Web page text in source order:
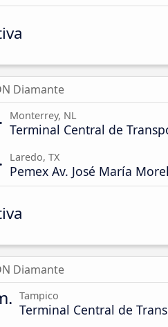
Diamante
Monterrey, NL
Terminal Central de
Laredo, TX
Pemex Av. José María
Diamante
Tampico
Terminal Central de